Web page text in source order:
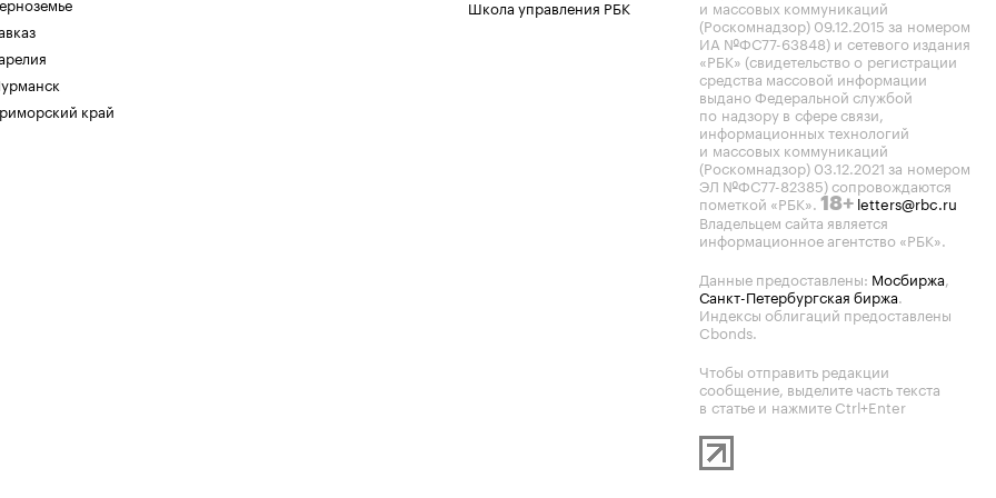
край
Школа управления РБК
и массовых коммуникаций
(Роскомнадзор) 09.12.2015 за номером
ИА №ФС77-63848) и сетевого издания
«РБК» (свидетельство о регистрации
средства массовой информации
выдано Федеральной службой
по надзору в сфере связи,
информационных технологий
и массовых коммуникаций
(Роскомнадзор) 03.12.2021 за номером
ЭЛ №ФС77-82385) сопровождаются
пометкой «РБК». 18+ letters@rbc.ru
Владельцем сайта является
информационное агентство «РБК».
Данные предоставлены: Мосбиржа,
Санкт-Петербургская биржа.
Индексы облигаций предоставлены
Cbonds.
Чтобы отправить редакции
сообщение, выделите часть текста
в статье и нажмите Ctrl+Enter